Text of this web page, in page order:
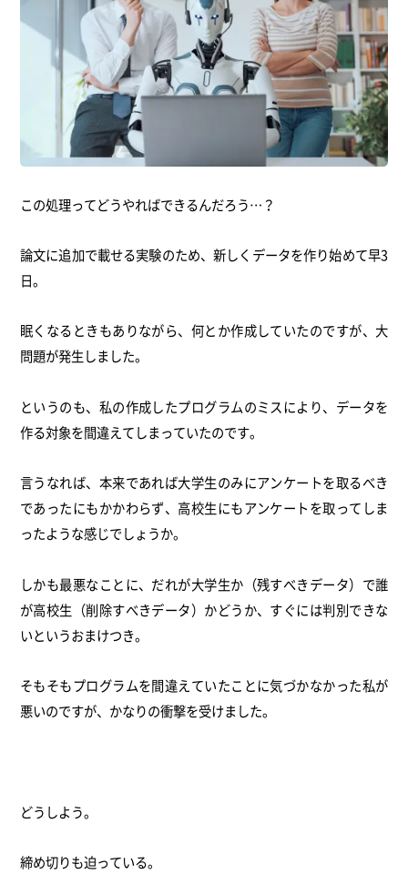
この処理ってどうやればできるんだろう…？
論文に追加で載せる実験のため、新しくデータを作り始めて早3
日。
眠くなるときもありながら、何とか作成していたのですが、大
問題が発生しました。
というのも、私の作成したプログラムのミスにより、データを
作る対象を間違えてしまっていたのです。
言うなれば、本来であれば大学生のみにアンケートを取るべき
であったにもかかわらず、高校生にもアンケートを取ってしま
ったような感じでしょうか。
しかも最悪なことに、だれが大学生か（残すべきデータ）で誰
が高校生（削除すべきデータ）かどうか、すぐには判別できな
いというおまけつき。
そもそもプログラムを間違えていたことに気づかなかった私が
悪いのですが、かなりの衝撃を受けました。
どうしよう。
締め切りも迫っている。